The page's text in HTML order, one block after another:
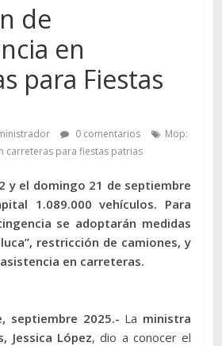
de
en
para Fiestas
0 comentarios
Mop:
carreteras para fiestas patrias
y el domingo 21 de septiembre
1.089.000 vehículos. Para
se adoptarán medidas
restricción de camiones, y
en carreteras.
septiembre 2025.- La ministra
Jessica López, dio a conocer el